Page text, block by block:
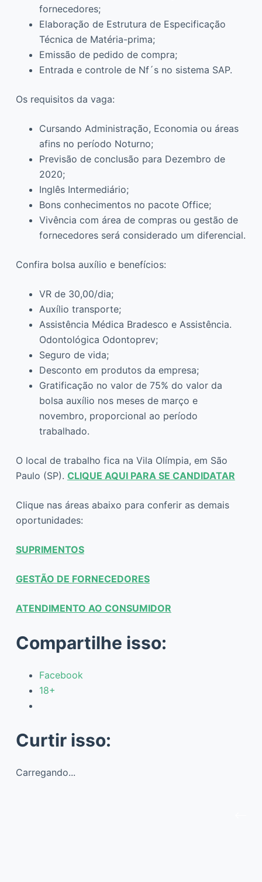
fornecedores;
Elaboração de Estrutura de Especificação
Técnica de Matéria-prima;
Emissão de pedido de compra;
Entrada e controle de Nf´s no sistema SAP.
Os requisitos da vaga:
Cursando Administração, Economia ou áreas
afins no período Noturno;
Previsão de conclusão para Dezembro de
2020;
Inglês Intermediário;
Bons conhecimentos no pacote Office;
Vivência com área de compras ou gestão de
fornecedores será considerado um diferencial.
Confira bolsa auxílio e benefícios:
VR de 30,00/dia;
Auxílio transporte;
Assistência Médica Bradesco e Assistência.
Odontológica Odontoprev;
Seguro de vida;
Desconto em produtos da empresa;
Gratificação no valor de 75% do valor da
bolsa auxílio nos meses de março e
novembro, proporcional ao período
trabalhado.
O local de trabalho fica na Vila Olímpia, em São
Paulo (SP). CLIQUE AQUI PARA SE CANDIDATAR
Clique nas áreas abaixo para conferir as demais
oportunidades:
SUPRIMENTOS
GESTÃO DE FORNECEDORES
ATENDIMENTO AO CONSUMIDOR
Compartilhe isso:
Facebook
18+
Curtir isso:
Carregando...